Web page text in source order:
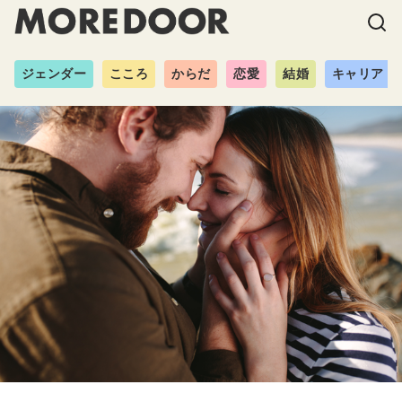
ジェンダー こころ からだ 恋愛 結婚 キャリア